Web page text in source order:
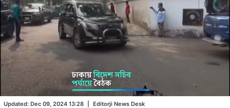
Updated: Dec 09, 2024 13:28 Editorji News Desk
Unmute
/
Loaded